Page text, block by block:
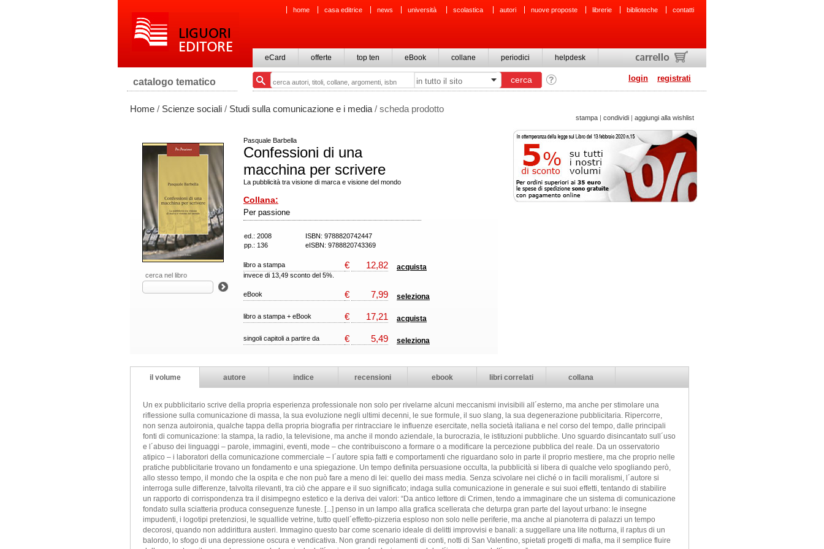
home casa editrice news università scolastica autori nuove proposte librerie biblioteche contatti
eCard offerte top ten eBook collane periodici helpdesk
login registrati
catalogo tematico
Home / Scienze sociali / Studi sulla comunicazione e i media / scheda prodotto
stampa | condividi | aggiungi alla wishlist
cerca nel libro
Pasquale Barbella
Confessioni di una
macchina per scrivere
La pubblicità tra visione di marca e visione del mondo
Collana:
Per passione
ed.: 2008
ISBN: 9788820742447
pp.: 136
eISBN: 9788820743369
libro a stampa € 12,82 acquista
invece di 13,49 sconto del 5%.
eBook € 7,99 seleziona
libro a stampa + eBook € 17,21 acquista
singoli capitoli a partire da € 5,49 seleziona
il volume autore indice recensioni ebook libri correlati collana
Un ex pubblicitario scrive della propria esperienza professionale non solo per rivelarne alcuni meccanismi invisibili all´esterno, ma anche per stimolare una
riflessione sulla comunicazione di massa, la sua evoluzione negli ultimi decenni, le sue formule, il suo slang, la sua degenerazione pubblicitaria. Ripercorre,
non senza autoironia, qualche tappa della propria biografia per rintracciare le influenze esercitate, nella società italiana e nel corso del tempo, dalle principali
fonti di comunicazione: la stampa, la radio, la televisione, ma anche il mondo aziendale, la burocrazia, le istituzioni pubbliche. Uno sguardo disincantato sull´uso
e l´abuso dei linguaggi – parole, immagini, eventi, mode – che contribuiscono a formare o a modificare la percezione pubblica del reale. Da un osservatorio
atipico – i laboratori della comunicazione commerciale – l´autore spia fatti e comportamenti che riguardano solo in parte il proprio mestiere, ma che proprio nelle
pratiche pubblicitarie trovano un fondamento e una spiegazione. Un tempo definita persuasione occulta, la pubblicità si libera di qualche velo spogliando però,
allo stesso tempo, il mondo che la ospita e che non può fare a meno di lei: quello dei mass media. Senza scivolare nei cliché o in facili moralismi, l´autore si
interroga sulle differenze, talvolta rilevanti, tra ciò che appare e il suo significato; indaga sulla comunicazione in generale e sui suoi effetti, tentando di stabilire
un rapporto di corrispondenza tra il disimpegno estetico e la deriva dei valori: “Da antico lettore di Crimen, tendo a immaginare che un sistema di comunicazione
fondato sulla sciatteria produca conseguenze funeste. [...] penso in un lampo alla grafica scellerata che deturpa gran parte del layout urbano: le insegne
impudenti, i logotipi pretenziosi, le squallide vetrine, tutto quell´effetto-pizzeria esploso non solo nelle periferie, ma anche al pianoterra di palazzi un tempo
decorosi, quando non addirittura austeri. Immagino questo bar come scenario ideale di delitti improvvisi e banali: a suggellare una lite notturna, il raptus di un
balordo, lo sfogo di una depressione oscura e vendicativa. Non grandi regolamenti di conti, notti di San Valentino, spietati progetti di mafia, ma il semplice fluire